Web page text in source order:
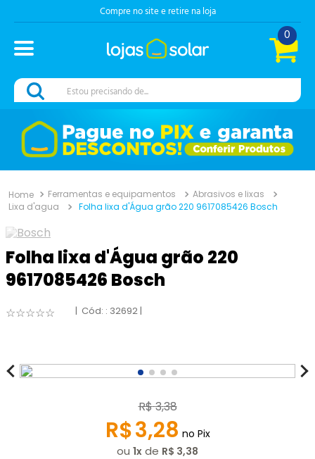
Compre no site e retire na loja
0
Estou precisando de...
Ferramentas e equipamentos
Abrasivos e lixas
Lixa d'agua
Folha lixa d'Água grão 220 9617085426 Bosch
Folha lixa d'Água grão 220
9617085426 Bosch
☆☆☆☆☆ : 32692
R$3,38
R$3,28 no Pix
ou 1 de R$ 3,38